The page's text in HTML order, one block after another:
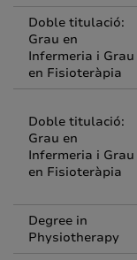
Doble titulació:
Grau en
Infermeria i Grau
en Fisioteràpia
Doble titulació:
Grau en
Infermeria i Grau
en Fisioteràpia
Degree in
Physiotherapy